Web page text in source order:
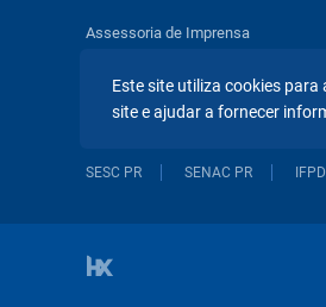
Assessoria de Imprensa
Benefícios e Serviços
SESC PR SENAC PR IFPD
Este site utiliza cookies
site e ajudar a fornecer